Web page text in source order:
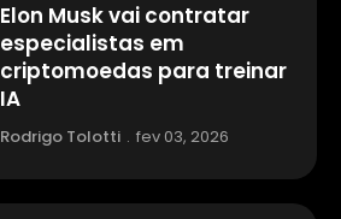
Elon Musk vai contratar
especialistas em
criptomoedas para treinar
IA
Rodrigo Tolotti . fev 03, 2026